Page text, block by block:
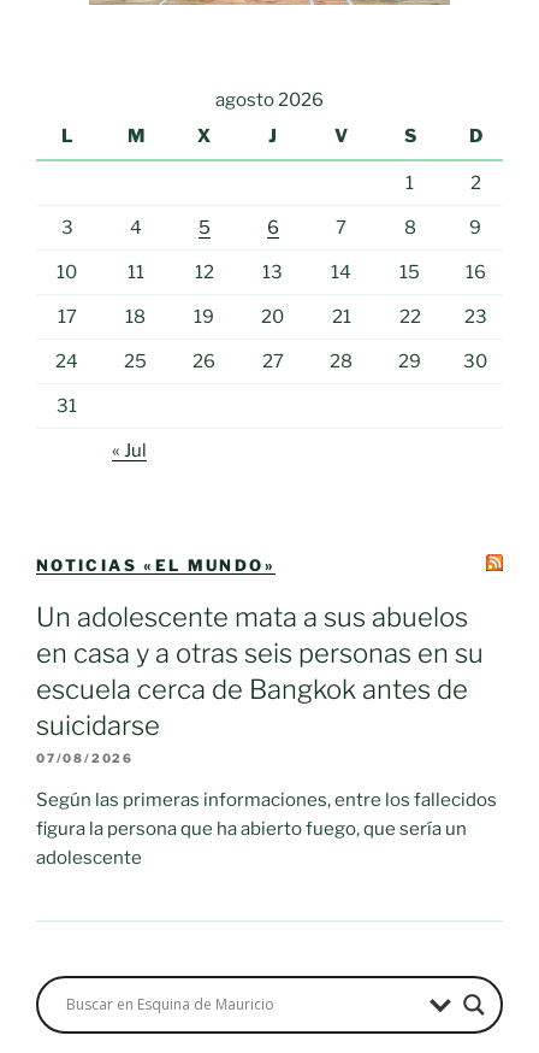
agosto 2026
L
M X J V S D
1 2
3 4 5 6 7 8 9
10 11 12 13 14 15 16
17 18 19 20 21 22 23
24 25 26 27 28 29 30
31
« Jul
NOTICIAS «EL MUNDO»
Un adolescente mata a sus abuelos
en casa y a otras seis personas en su
escuela cerca de Bangkok antes de
suicidarse
07/08/2026
Según las primeras informaciones, entre los fallecidos
figura la persona que ha abierto fuego, que sería un
adolescente